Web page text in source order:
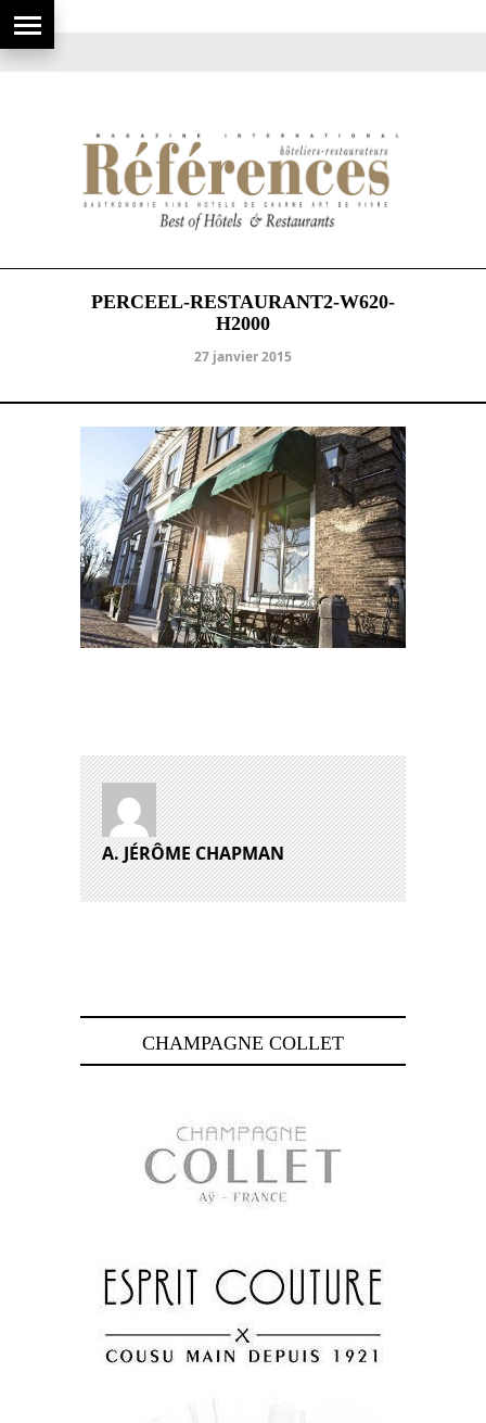
PERCEEL-RESTAURANT2-W620-
H2000
27 janvier 2015
A. JÉRÔME CHAPMAN
CHAMPAGNE COLLET